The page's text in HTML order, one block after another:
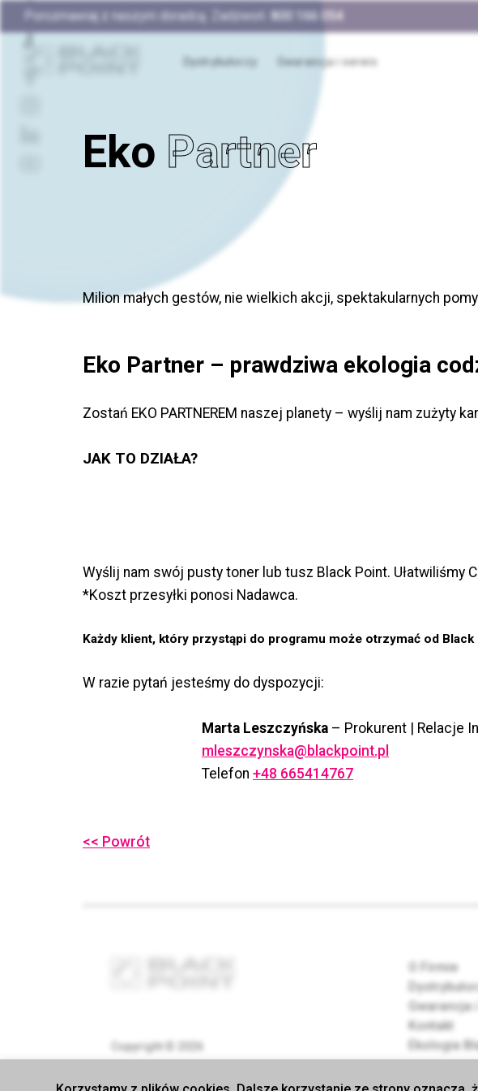
Porozmawiaj z naszym doradcą. Zadzwoń: 800 166 054
Dystrybutorzy Gwarancja i serwis
Eko Partner
Milion małych gestów, nie wielkich akcji, spektakularnych
Eko Partner – prawdziwa ekologia
Zostań EKO PARTNEREM naszej planety – wyślij nam zużyty
JAK TO DZIAŁA?
Wyślij nam swój pusty toner lub tusz Black Point. Ułatwiliśmy
*Koszt przesyłki ponosi Nadawca.
Każdy klient, który przystąpi do programu może otrzymać od Black
W razie pytań jesteśmy do dyspozycji:
Marta Leszczyńska – Prokurent | Relacje
mleszczynska@blackpoint.pl
Telefon +48 665414767
<< Powrót
Copyright © 2026
O Firmie
Kontakt
Ekologia